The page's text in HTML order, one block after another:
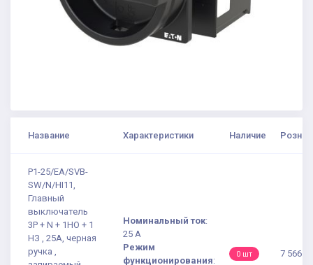
Название Характеристики Наличие
P1-25/EA/SVB-
SW/N/HI11,
Главный
выключатель
3P + N + 1НО + 1
НЗ , 25А, черная
ручка ,
Номинальный ток:
25 А
Режим
функционирования:
0 шт 7